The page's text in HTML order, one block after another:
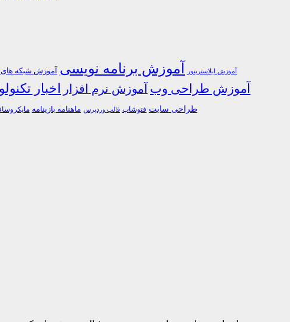
آموزش ایلاستریتور آموزش برنامه نویسی آموزش شبکه های
آموزش طراحی وب آموزش نرم افزار اخبار
طراحی سایت فتوشاپ قالب وردپرس ماهنامه بازینامه